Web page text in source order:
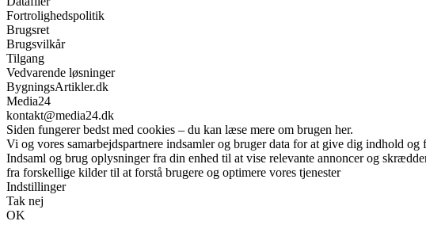
Fortrolighedspolitik
Brugsret
Brugsvilkår
Tilgang
Vedvarende løsninger
BygningsArtikler.dk
Media24
kontakt@media24.dk
Siden fungerer bedst med cookies – du kan læse mere om brugen her.
Vi og vores samarbejdspartnere indsamler og bruger data for at give dig indhold og
Indsaml og brug oplysninger fra din enhed til at vise relevante annoncer og
fra forskellige kilder til at forstå brugere og optimere vores tjenester
Indstillinger
Tak nej
OK